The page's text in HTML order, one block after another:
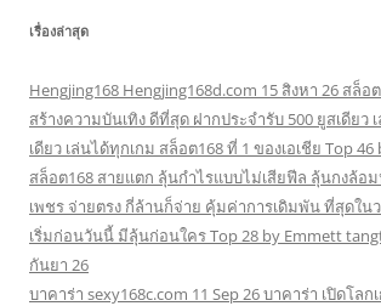
เรื่องล่าสุด
Hengjing168 Hengjing168d.com 15 สิงหา 26 สล็อ
สร้างความบันเทิง ดีที่สุด ฝากประจำรับ 500 ยูสเดียว
เดียว เล่นได้ทุกเกม สล็อต168 ที่ 1 ของเอเชีย Top 46
สล็อต168 สายแตก ลุ้นกำไรแบบไม่เสียฟีล ลุ้นกงล้อ
เพชร จ่ายตรง กี่ล้านก็จ่าย คุ้มค่าการเดิมพัน ที่สุดใน
เริ่มก่อนวันนี้ มีลุ้นก่อนใคร Top 28 by Emmett
กันยา 26
บาคาร่า sexy168c.com 11 Sep 26 บาคาร่า เปิดโล